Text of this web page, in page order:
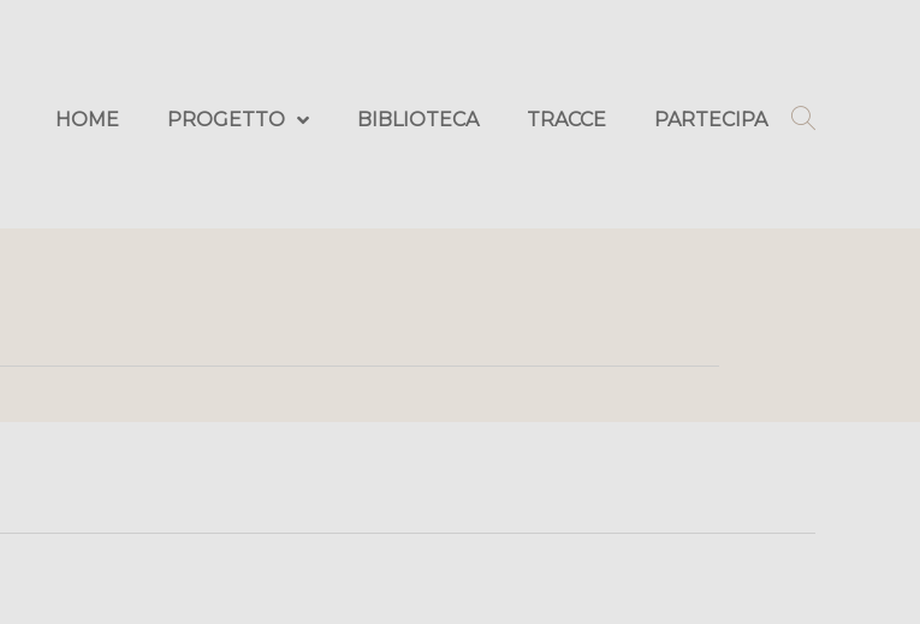
HOME PROGETTO BIBLIOTECA TRACCE PARTECIPA